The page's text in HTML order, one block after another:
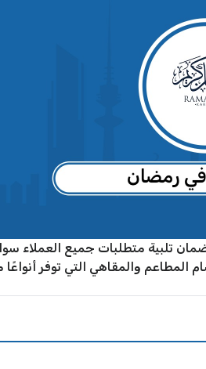
2026م لجميع الفروع والأقسام لضمان تلبية
المطاعم والمقاهي التي توفر